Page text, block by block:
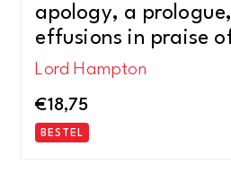
apology, a
effusions in praise
Lord Hampton
€18,75
BESTEL